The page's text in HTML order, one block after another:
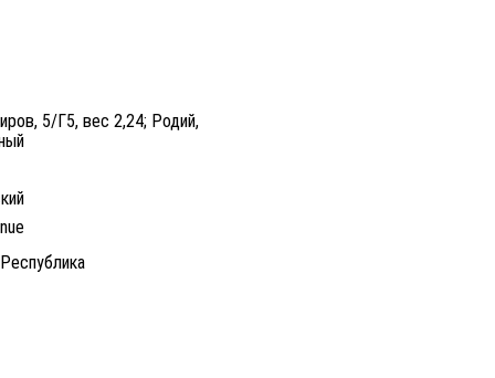
5/Г5, вес 2,24; Родий,